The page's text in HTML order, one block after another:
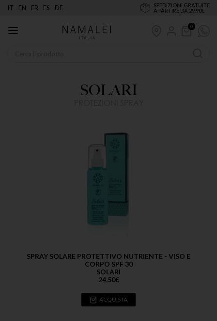
IT EN FR ES DE
SPEDIZIONI GRATUITE
A PARTIRE DA 29.90€
0
SOLARI
SPRAY SOLARE PROTETTIVO NUTRIENTE - VISO E
CORPO SPF 30
SOLARI
24,50€
ACQUISTA